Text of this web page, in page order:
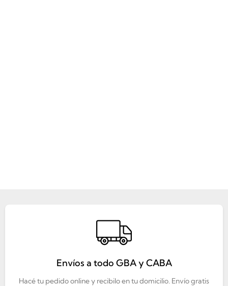
Envíos a todo GBA y CABA
Hacé tu pedido online y recibilo en tu domicilio. Envío gratis